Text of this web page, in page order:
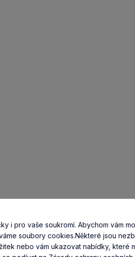
i pro vaše soukromí. Abychom vám
soubory cookies.Některé jsou
nebo vám ukazovat nabídky, které